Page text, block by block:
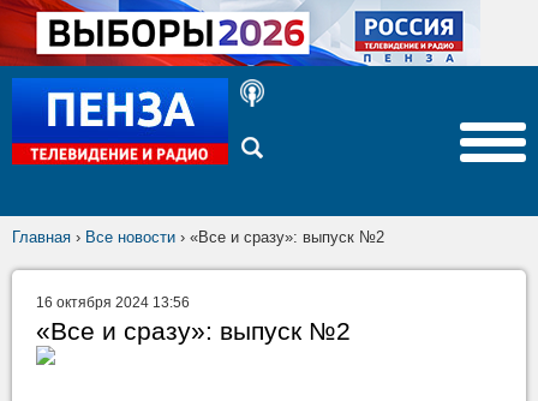
Главная › Все новости › «Все и сразу»: выпуск №2
16 октября 2024 13:56
«Все и сразу»: выпуск №2